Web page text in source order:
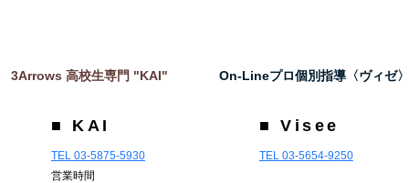
3Arrows 高校生専門 "KAI"
■ KAI
TEL 03-5875-5930
営業時間
On-Lineプロ個別指導〈ヴィゼ〉
■ Visee
TEL 03-5654-9250